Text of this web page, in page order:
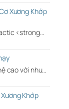
Xương Khớp
<strong…
cao với nhu…
Khớp